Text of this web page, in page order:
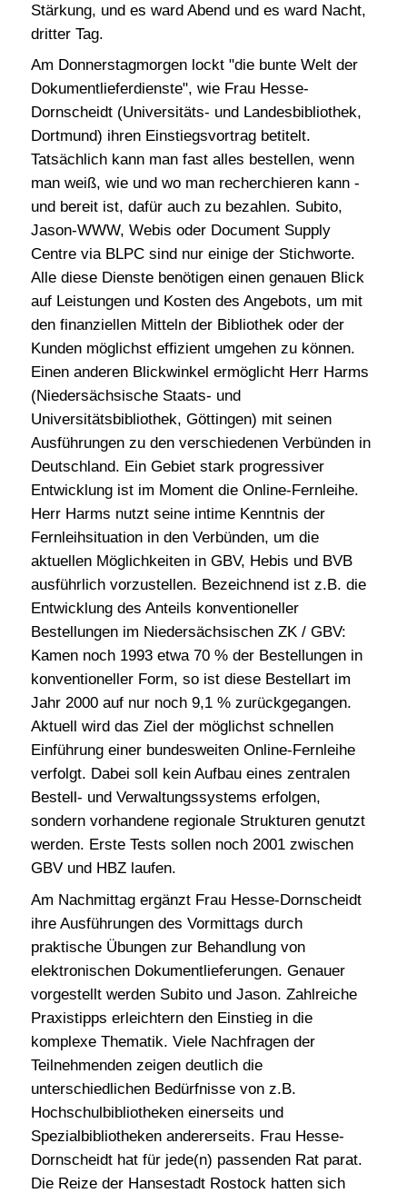
Stärkung, und es ward Abend und es ward Nacht,
dritter Tag.
Am Donnerstagmorgen lockt "die bunte Welt der
Dokumentlieferdienste", wie Frau Hesse-
Dornscheidt (Universitäts- und Landesbibliothek,
Dortmund) ihren Einstiegsvortrag betitelt.
Tatsächlich kann man fast alles bestellen, wenn
man weiß, wie und wo man recherchieren kann -
und bereit ist, dafür auch zu bezahlen. Subito,
Jason-WWW, Webis oder Document Supply
Centre via BLPC sind nur einige der Stichworte.
Alle diese Dienste benötigen einen genauen Blick
auf Leistungen und Kosten des Angebots, um mit
den finanziellen Mitteln der Bibliothek oder der
Kunden möglichst effizient umgehen zu können.
Einen anderen Blickwinkel ermöglicht Herr Harms
(Niedersächsische Staats- und
Universitätsbibliothek, Göttingen) mit seinen
Ausführungen zu den verschiedenen Verbünden in
Deutschland. Ein Gebiet stark progressiver
Entwicklung ist im Moment die Online-Fernleihe.
Herr Harms nutzt seine intime Kenntnis der
Fernleihsituation in den Verbünden, um die
aktuellen Möglichkeiten in GBV, Hebis und BVB
ausführlich vorzustellen. Bezeichnend ist z.B. die
Entwicklung des Anteils konventioneller
Bestellungen im Niedersächsischen ZK / GBV:
Kamen noch 1993 etwa 70 % der Bestellungen in
konventioneller Form, so ist diese Bestellart im
Jahr 2000 auf nur noch 9,1 % zurückgegangen.
Aktuell wird das Ziel der möglichst schnellen
Einführung einer bundesweiten Online-Fernleihe
verfolgt. Dabei soll kein Aufbau eines zentralen
Bestell- und Verwaltungssystems erfolgen,
sondern vorhandene regionale Strukturen genutzt
werden. Erste Tests sollen noch 2001 zwischen
GBV und HBZ laufen.
Am Nachmittag ergänzt Frau Hesse-Dornscheidt
ihre Ausführungen des Vormittags durch
praktische Übungen zur Behandlung von
elektronischen Dokumentlieferungen. Genauer
vorgestellt werden Subito und Jason. Zahlreiche
Praxistipps erleichtern den Einstieg in die
komplexe Thematik. Viele Nachfragen der
Teilnehmenden zeigen deutlich die
unterschiedlichen Bedürfnisse von z.B.
Hochschulbibliotheken einerseits und
Spezialbibliotheken andererseits. Frau Hesse-
Dornscheidt hat für jede(n) passenden Rat parat.
Die Reize der Hansestadt Rostock hatten sich